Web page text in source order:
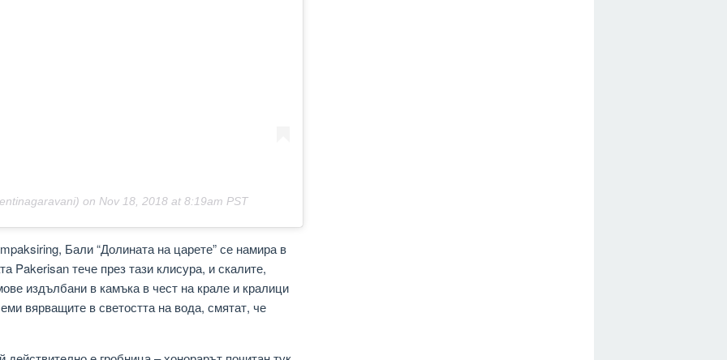
on Nov 18, 2018 at 8:19am PST
Бали “Долината на царете” се намира в
Pakerisan тече през тази клисура, и скалите,
издълбани в камъка в чест на крале и кралици
вярващите в светостта на вода, смятат, че